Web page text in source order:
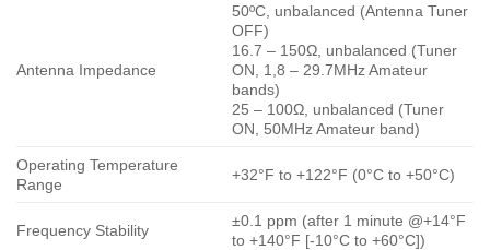
Antenna Impedance
50ºC, unbalanced (Antenna Tuner
OFF)
16.7 – 150Ω, unbalanced (Tuner
ON, 1,8 – 29.7MHz Amateur
bands)
25 – 100Ω, unbalanced (Tuner
ON, 50MHz Amateur band)
Operating Temperature
Range
+32°F to +122°F (0°C to +50°C)
Frequency Stability
±0.1 ppm (after 1 minute @+14°F
to +140°F [-10°C to +60°C])